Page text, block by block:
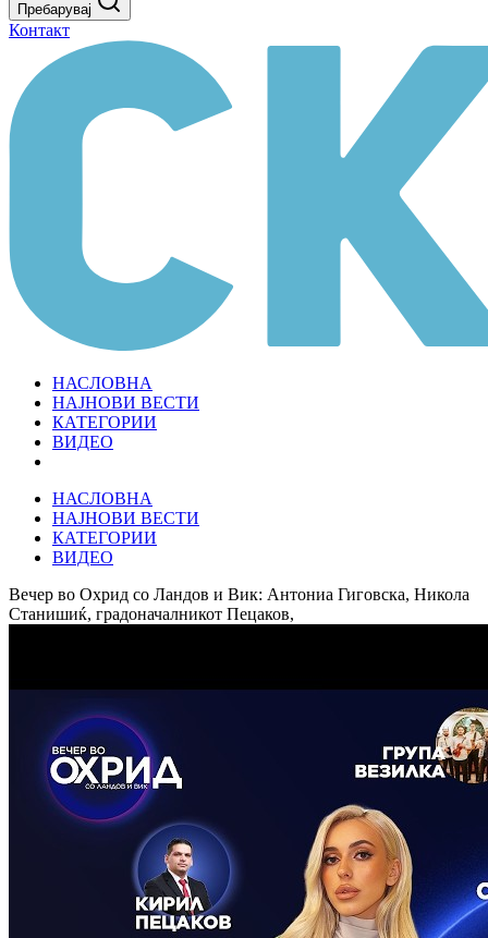
Пребарувај
Контакт
НАСЛОВНА
НАЈНОВИ ВЕСТИ
КАТЕГОРИИ
ВИДЕО
НАСЛОВНА
НАЈНОВИ ВЕСТИ
КАТЕГОРИИ
ВИДЕО
Вечер во Охрид со Ландов и Вик: Антониа Гиговска, Никола
Станишиќ, градоначалникот Пецаков,